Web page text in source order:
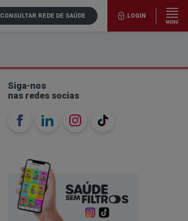
CONSULTAR REDE DE SAÚDE LOGIN
MENU
Siga-nos
nas redes socias